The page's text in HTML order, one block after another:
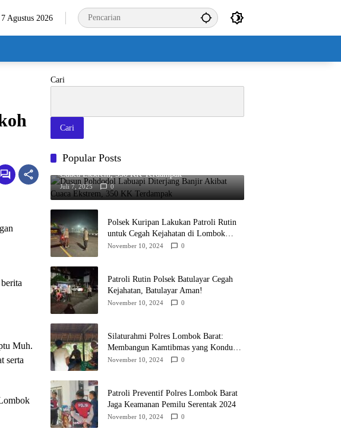
Agustus 2026
Muh.
serta
Cari
Cari
Popular Posts
Dusun Pohdodol Labuapi Diterjang Banjir Akibat
Cuaca Ekstrem, 350 KK Terdampak
Juli 7, 2025 0
Polsek Kuripan Lakukan Patroli Rutin
untuk Cegah Kejahatan di Lombok
Barat
November 10, 2024 0
Patroli Rutin Polsek Batulayar Cegah
Kejahatan, Batulayar Aman!
November 10, 2024 0
Silaturahmi Polres Lombok Barat:
Membangun Kamtibmas yang Kondusif
untuk Pilkada 2024
November 10, 2024 0
Patroli Preventif Polres Lombok Barat
Jaga Keamanan Pemilu Serentak 2024
November 10, 2024 0